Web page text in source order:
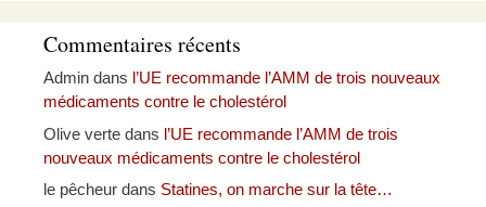
Commentaires récents
Admin dans l’UE recommande l’AMM de trois nouveaux
médicaments contre le cholestérol
Olive verte dans l’UE recommande l’AMM de trois
nouveaux médicaments contre le cholestérol
le pêcheur dans Statines, on marche sur la tête…